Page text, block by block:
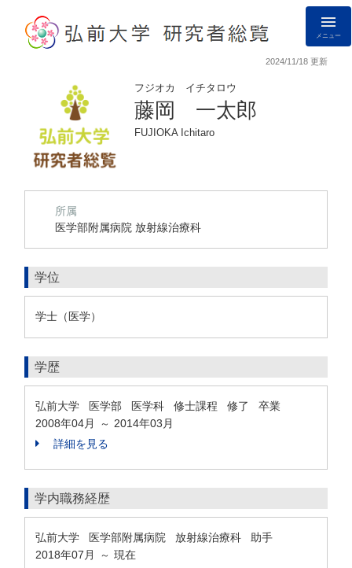
メニュー
2024/11/18 更新
フジオカ イチタロウ
藤岡 一太郎
FUJIOKA Ichitaro
所属
医学部附属病院 放射線治療科
学位
学士（医学）
学歴
弘前大学 医学部 医学科 修士課程 修了 卒業
2008年04月
～ 2014年03月
詳細を見る
学内職務経歴
弘前大学 医学部附属病院 放射線治療科 助手
2018年07月
～ 現在